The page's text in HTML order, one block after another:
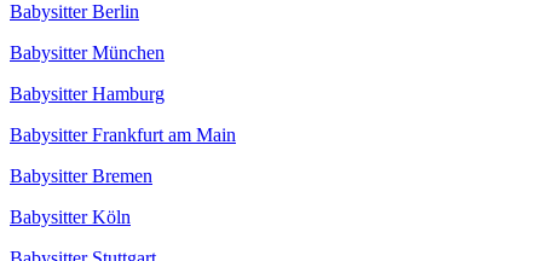
Babysitter Berlin
Babysitter München
Babysitter Hamburg
Babysitter Frankfurt am Main
Babysitter Bremen
Babysitter Köln